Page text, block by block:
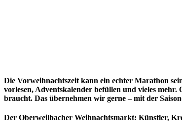
Die Vorweihnachtszeit kann ein echter Marathon
vorlesen, Adventskalender befüllen und vieles mehr.
braucht. Das übernehmen wir gerne – mit der
Der Oberweilbacher Weihnachtsmarkt: Künstler,